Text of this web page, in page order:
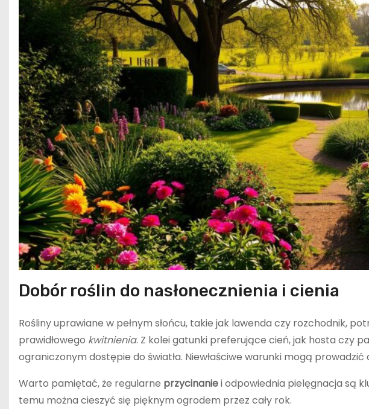
Dobór roślin do nasłonecznienia i cienia
Rośliny uprawiane w pełnym słońcu, takie jak lawenda czy rozchodnik,
prawidłowego kwitnienia. Z kolei gatunki preferujące cień, jak hosta czy
ograniczonym dostępie do światła. Niewłaściwe warunki mogą
Warto pamiętać, że regularne przycinaniei odpowiednia pielęgnacja są
temu można cieszyć się pięknym ogrodem przez cały rok.